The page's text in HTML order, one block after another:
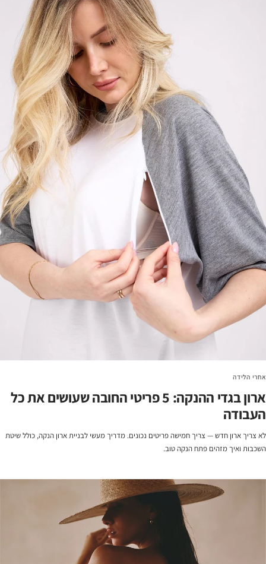
אחרי הלידה
ארון בגדי ההנקה: 5 פריטי החובה שעושים את כל
העבודה
לא צריך ארון חדש — צריך חמישה פריטים נכונים. מדריך מעשי לבניית ארון הנקה, כולל שיטת
השכבות ואיך מזהים פתח הנקה טוב.